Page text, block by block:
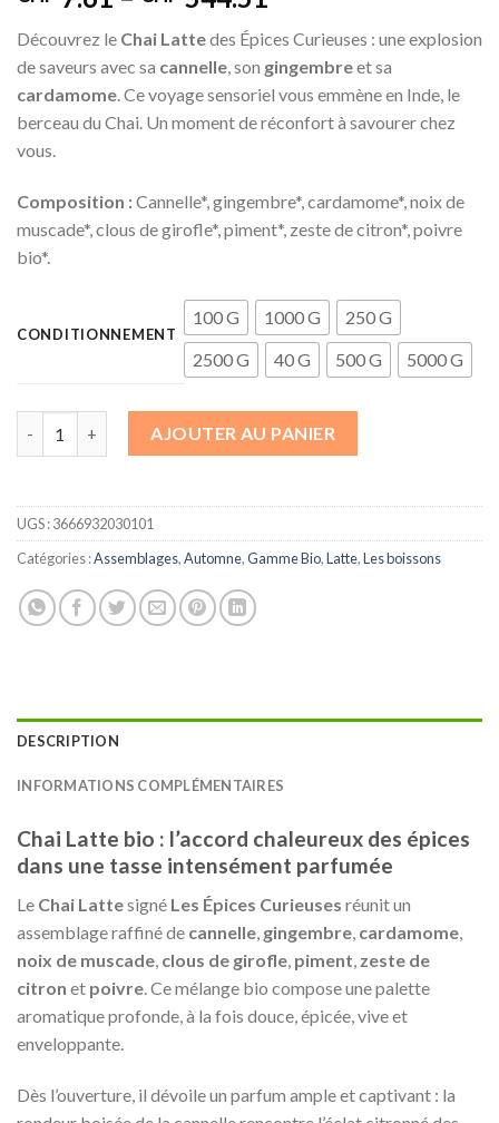
Découvrez le Chai Lattedes Épices Curieuses : une explosion
de saveurs avec sa cannelle , son gingembreet sa
cardamome . Ce voyage sensoriel vous emmène en Inde, le
berceau du Chai. Un moment de réconfort à savourer chez
vous.
Composition :Cannelle*, gingembre*, cardamome*, noix de
muscade*, clous de girofle*, piment*, zeste de citron*, poivre
bio*.
CONDITIONNEMENT
100 G 1000 G
250 G
2500 G
40 G 500 G 5000 G
AJOUTER AU PANIER
UGS :3666932030101
Catégories :Assemblages,Automne,Gamme Bio,Latte,Les boissons
DESCRIPTION
INFORMATIONS COMPLÉMENTAIRES
Chai Latte bio : l’accord chaleureux des épices
dans une tasse intensément parfumée
Le Chai Lattesigné Les Épices Curieuses réunit un
assemblage raffiné de cannelle, gingembre, cardamome,
noix de muscade, clous de girofle, piment, zeste de
citron et poivre. Ce mélange bio compose une palette
aromatique profonde, à la fois douce, épicée, vive et
enveloppante.
Dès l’ouverture, il dévoile un parfum ample et captivant : la